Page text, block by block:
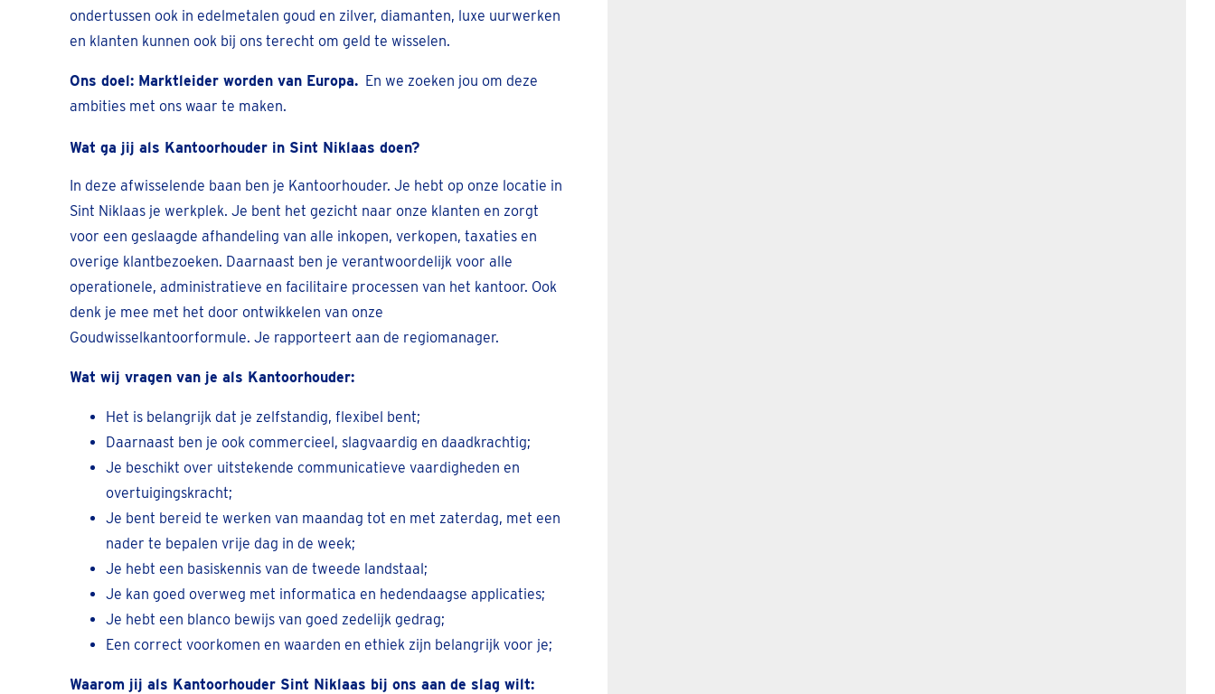
ondertussen ook in edelmetalen goud en zilver, diamanten, luxe uurwerken
en klanten kunnen ook bij ons terecht om geld te wisselen.
Ons doel: Marktleider worden van Europa. En we zoeken jou om deze
ambities met ons waar te maken.
Wat ga jij als Kantoorhouder in Sint Niklaas doen?
In deze afwisselende baan ben je Kantoorhouder. Je hebt op onze locatie in
Sint Niklaas je werkplek. Je bent het gezicht naar onze klanten en zorgt
voor een geslaagde afhandeling van alle inkopen, verkopen, taxaties en
overige klantbezoeken. Daarnaast ben je verantwoordelijk voor alle
operationele, administratieve en facilitaire processen van het kantoor. Ook
denk je mee met het door ontwikkelen van onze
Goudwisselkantoorformule. Je rapporteert aan de regiomanager.
Wat wij vragen van je als Kantoorhouder:
Het is belangrijk dat je zelfstandig, flexibel bent;
Daarnaast ben je ook commercieel, slagvaardig en daadkrachtig;
Je beschikt over uitstekende communicatieve vaardigheden en
overtuigingskracht;
Je bent bereid te werken van maandag tot en met zaterdag, met een
nader te bepalen vrije dag in de week;
Je hebt een basiskennis van de tweede landstaal;
Je kan goed overweg met informatica en hedendaagse applicaties;
Je hebt een blanco bewijs van goed zedelijk gedrag;
Een correct voorkomen en waarden en ethiek zijn belangrijk voor je;
Waarom jij als Kantoorhouder Sint Niklaas bij ons aan de slag wilt: